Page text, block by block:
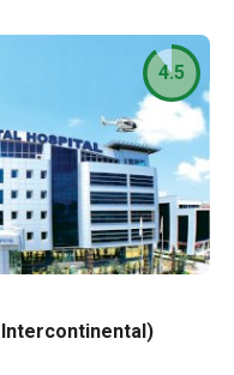
Intercontinental)
4.5